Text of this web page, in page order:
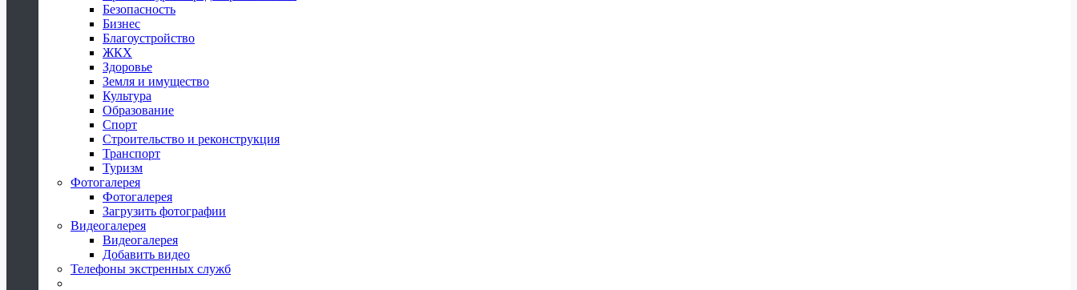
Безопасность
Бизнес
Благоустройство
ЖКХ
Здоровье
Земля и имущество
Культура
Образование
Спорт
Строительство и реконструкция
Транспорт
Туризм
Фотогалерея
Фотогалерея
Загрузить фотографии
Видеогалерея
Видеогалерея
Добавить видео
Телефоны экстренных служб